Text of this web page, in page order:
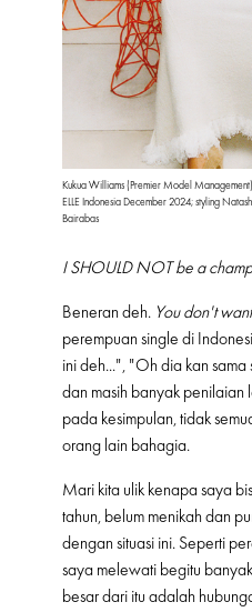
Kukua Williams (Premier Model
ELLE Indonesia December 2024; styling
Bairabas
I SHOULD NOT be a
Beneran deh. You don't
perempuan single di
ini deh...", "Oh dia kan sama
dan masih banyak penilaian
pada kesimpulan, tidak
orang lain bahagia.
Mari kita ulik kenapa saya
tahun, belum menikah dan
dengan situasi ini. Seperti
saya melewati begitu
besar dari itu adalah